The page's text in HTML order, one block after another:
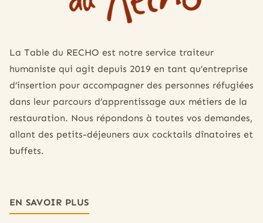
La Table du RECHO est notre service traiteur
humaniste qui agit depuis 2019 en tant qu’entreprise
d’insertion pour accompagner des personnes réfugiées
dans leur parcours d’apprentissage aux métiers de la
restauration. Nous répondons à toutes vos demandes,
allant des petits-déjeuners aux cocktails dînatoires et
buffets.
EN SAVOIR PLUS